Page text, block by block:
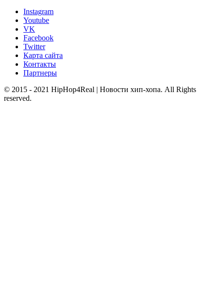
Instagram
Youtube
VK
Facebook
Twitter
Карта сайта
Контакты
Партнеры
© 2015 - 2021 HipHop4Real | Новости хип-хопа. All Rights
reserved.